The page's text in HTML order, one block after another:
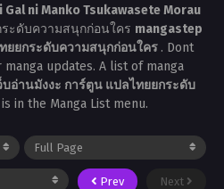
ni Manko Tsukawasete Morau
ะดับความสนุกก่อนใคร mangastep
ยยกระดับความสนุกก่อนใคร . Dont
updates. A list of manga
บอ่านมังงะ การ์ตูน แปลไทยยกระดับ
is in the Manga List menu.
Prev Next